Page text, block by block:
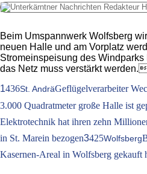
Beim Umspannwerk Wolfsberg
neuen Halle und am Vorplatz
Stromeinspeisung des
das Netz muss verstärkt
1436St. AndräGeflügelverarbeiter
3.000 Quadratmeter große Halle ist
Elektrotechnik hat ihren zehn
in St. Marein bezogen3425Wolfsberg
Kasernen-Areal in Wolfsberg gekauft